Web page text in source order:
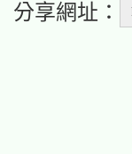
分享網址：